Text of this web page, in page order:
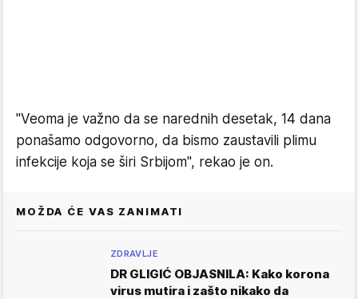
"Veoma je važno da se narednih desetak, 14 dana
ponašamo odgovorno, da bismo zaustavili plimu
infekcije koja se širi Srbijom", rekao je on.
MOŽDA ĆE VAS ZANIMATI
ZDRAVLJE
DR GLIGIĆ OBJASNILA: Kako korona
virus mutira i zašto nikako da